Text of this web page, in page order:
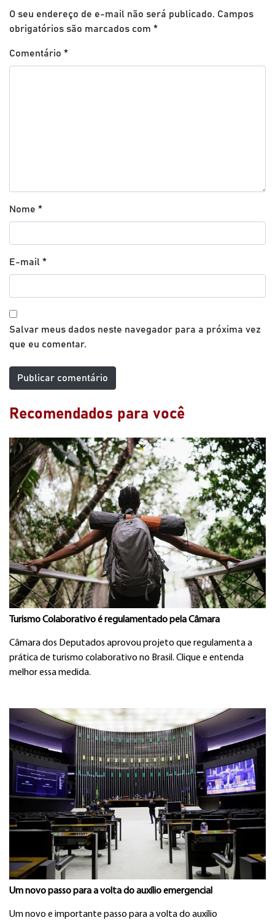
O seu endereço de e-mail não será publicado. Campos
obrigatórios são marcados com *
Comentário *
Nome *
E-mail *
Salvar meus dados neste navegador para a próxima vez
que eu comentar.
Recomendados para você
Turismo Colaborativo é regulamentado pela Câmara
Câmara dos Deputados aprovou projeto que regulamenta a
prática de turismo colaborativo no Brasil. Clique e entenda
melhor essa medida.
Um novo passo para a volta do auxílio emergencial
Um novo e importante passo para a volta do auxílio